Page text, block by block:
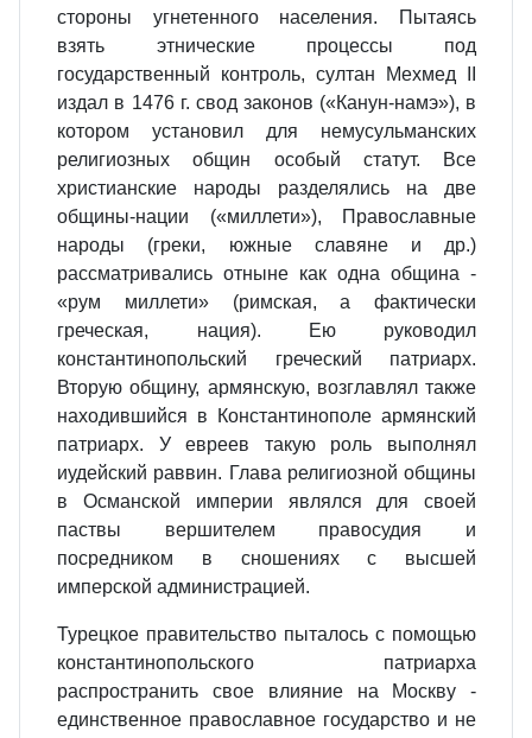
стороны угнетенного населения. Пытаясь
взять этнические процессы под
государственный контроль, султан Мехмед II
издал в 1476 г. свод законов («Канун-намэ»), в
котором установил для немусульманских
религиозных общин особый статут. Все
христианские народы разделялись на две
общины-нации («миллети»), Православные
народы (греки, южные славяне и др.)
рассматривались отныне как одна община -
«рум миллети» (римская, а фактически
греческая, нация). Ею руководил
константинопольский греческий патриарх.
Вторую общину, армянскую, возглавлял также
находившийся в Константинополе армянский
патриарх. У евреев такую роль выполнял
иудейский раввин. Глава религиозной общины
в Османской империи являлся для своей
паствы вершителем правосудия и
посредником в сношениях с высшей
имперской администрацией.
Турецкое правительство пыталось с помощью
константинопольского патриарха
распространить свое влияние на Москву -
единственное православное государство и не